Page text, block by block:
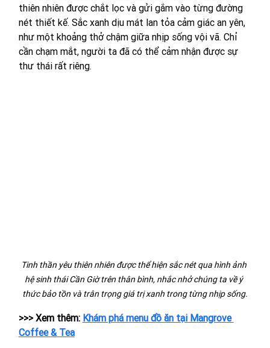
thiên nhiên được chắt lọc và gửi gắm vào từng đường
nét thiết kế. Sắc xanh dịu mát lan tỏa cảm giác an yên,
như một khoảng thở chậm giữa nhịp sống vội vã. Chỉ
cần chạm mắt, người ta đã có thể cảm nhận được sự
thư thái rất riêng.
Tinh thần yêu thiên nhiên được thể hiện sắc nét qua hình ảnh
hệ sinh thái Cần Giờ trên thân bình, nhắc nhở chúng ta về ý
thức bảo tồn và trân trọng giá trị xanh trong từng nhịp sống.
>>> Xem thêm: Khám phá menu đồ ăn tại Mangrove
Coffee & Tea